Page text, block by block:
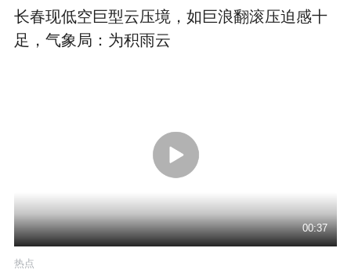
长春现低空巨型云压境，如巨浪翻滚压迫感十
足，气象局：为积雨云
00:37
热点